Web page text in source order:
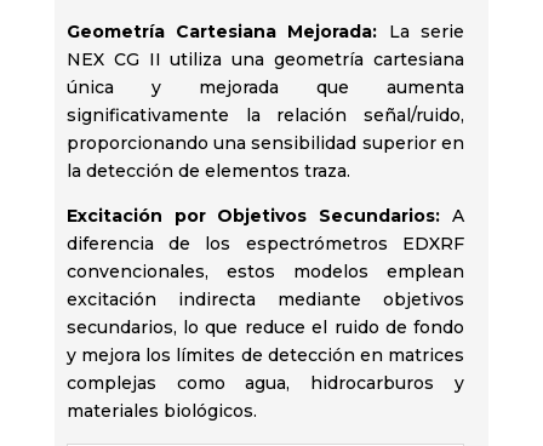
Geometría Cartesiana Mejorada: La serie
NEX CG II utiliza una geometría cartesiana
única y mejorada que aumenta
significativamente la relación señal/ruido,
proporcionando una sensibilidad superior en
la detección de elementos traza. ​
Excitación por Objetivos Secundarios: A
diferencia de los espectrómetros EDXRF
convencionales, estos modelos emplean
excitación indirecta mediante objetivos
secundarios, lo que reduce el ruido de fondo
y mejora los límites de detección en matrices
complejas como agua, hidrocarburos y
materiales biológicos.